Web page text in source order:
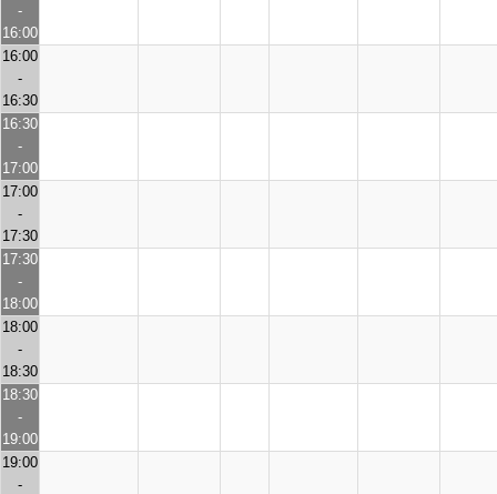
-
16:00
16:00
-
16:30
16:30
-
17:00
17:00
-
17:30
17:30
-
18:00
18:00
-
18:30
18:30
-
19:00
19:00
-